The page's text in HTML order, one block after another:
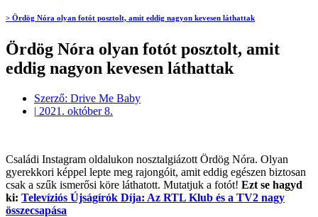
> Ördög Nóra olyan fotót posztolt, amit eddig nagyon kevesen láthattak
Ördög Nóra olyan fotót posztolt, amit
eddig nagyon kevesen láthattak
Szerző: Drive Me Baby
| 2021. október 8.
Családi Instagram oldalukon nosztalgiázott Ördög Nóra. Olyan
gyerekkori képpel lepte meg rajongóit, amit eddig egészen biztosan
csak a szűk ismerősi köre láthatott. Mutatjuk a fotót! Ezt se hagyd
ki: Televíziós Újságírók Díja: Az RTL Klub és a TV2 nagy
összecsapása